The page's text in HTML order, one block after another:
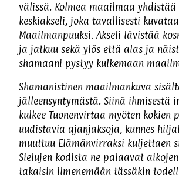
välissä. Kolmea maailmaa yhdistää
keskiakseli, joka tavallisesti
Maailmanpuuksi. Akseli lävistää
ja jatkuu sekä ylös että alas ja
shamaani pystyy kulkemaan
Shamanistinen maailmankuva
jälleensyntymästä. Siinä ihmisestä
kulkee Tuonenvirtaa myöten kokien
uudistavia ajanjaksoja, kunnes
muuttuu Elämänvirraksi kuljettaen
Sielujen kodista ne palaavat aikojen
takaisin ilmenemään tässäkin